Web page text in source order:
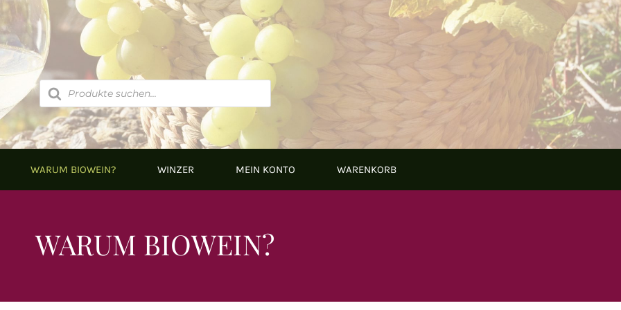
Products
search
WARUM BIOWEIN? WINZER MEIN KONTO WARENKORB
WARUM BIOWEIN?